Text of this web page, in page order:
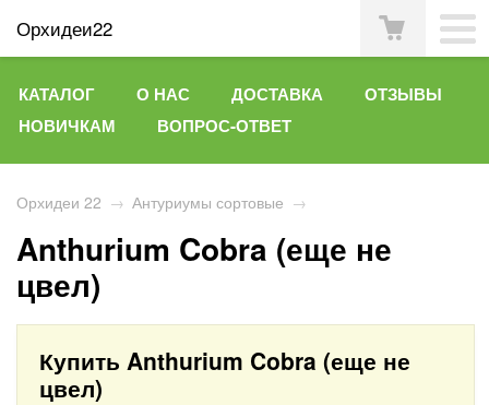
Орхидеи22
КАТАЛОГ О НАС ДОСТАВКА
ОТЗЫВЫ
НОВИЧКАМ
ВОПРОС-ОТВЕТ
Орхидеи 22 → Антуриумы сортовые →
Anthurium Cobra (еще не
цвел)
Купить Anthurium Cobra (еще не
цвел)